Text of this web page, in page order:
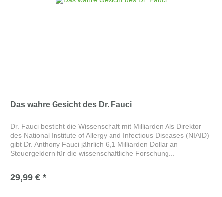
Das wahre Gesicht des Dr. Fauci
Dr. Fauci besticht die Wissenschaft mit Milliarden Als Direktor
des National Institute of Allergy and Infectious Diseases (NIAID)
gibt Dr. Anthony Fauci jährlich 6,1 Milliarden Dollar an
Steuergeldern für die wissenschaftliche Forschung...
29,99 € *